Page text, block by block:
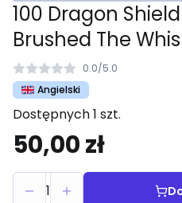
100 Dragon
Brushed The
0.0/5.0
Angielski
Dostępnych 1 szt.
50,00 zł
1